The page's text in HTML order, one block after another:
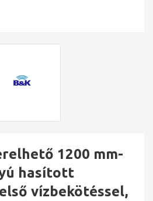
1200 mm-
hasított
vízbekötéssel,